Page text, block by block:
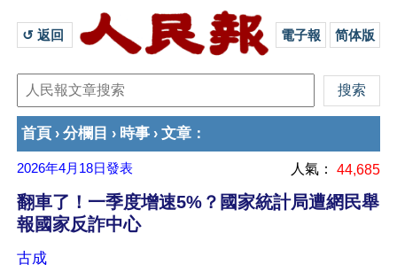
↺ 返回 電子報 简体版
首頁 › 分欄目 › 時事 › 文章 ：
2026年4月18日發表 人氣： 44,685
翻車了！一季度增速5%？國家統計局遭網民舉
報國家反詐中心
古成